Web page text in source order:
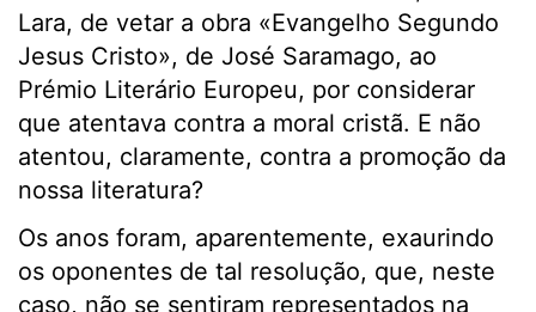
Lara, de vetar a obra «Evangelho Segundo
Jesus Cristo», de José Saramago, ao
Prémio Literário Europeu, por considerar
que atentava contra a moral cristã. E não
atentou, claramente, contra a promoção da
nossa literatura?
Os anos foram, aparentemente, exaurindo
os oponentes de tal resolução, que, neste
caso, não se sentiram representados na